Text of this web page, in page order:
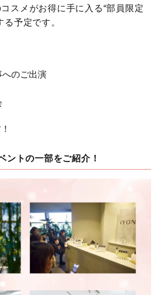
スメがお得に手に入る“部員限定
予定です。
のご出演
ントの一部をご紹介！